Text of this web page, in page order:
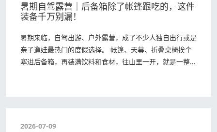
暑期自驾露营｜后备箱除了帐篷跟吃的，这件
装备千万别漏！
暑期来临，自驾出游、户外露营，成了不少人独自出行或是
亲子遛娃最热门的度假选择。 帐篷、天幕、折叠桌椅挨个
塞进后备箱，再装满饮料和食材，往山里一开，就是一整个
2026-07-09